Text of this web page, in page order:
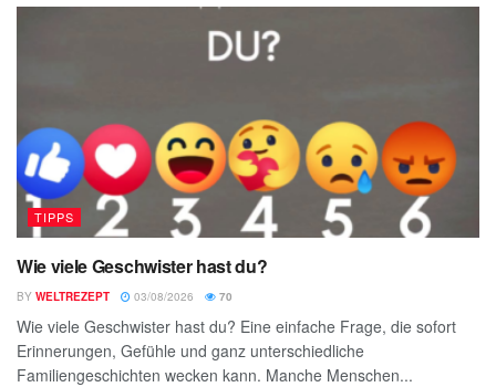
TIPPS
Wie viele Geschwister hast du?
BY WELTREZEPT 03/08/2026 70
Wie viele Geschwister hast du? Eine einfache Frage, die sofort
Erinnerungen, Gefühle und ganz unterschiedliche
Familiengeschichten wecken kann. Manche Menschen...